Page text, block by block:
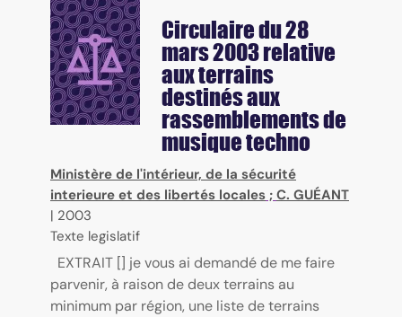
Circulaire du 28
mars 2003 relative
aux terrains
destinés aux
rassemblements de
musique techno
Ministère de l'intérieur, de la sécurité
interieure et des libertés locales ; C. GUÉANT
| 2003
Texte legislatif
EXTRAIT [] je vous ai demandé de me faire
parvenir, à raison de deux terrains au
minimum par région, une liste de terrains